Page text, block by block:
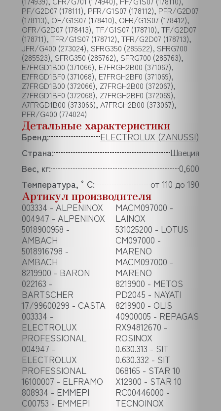
PF/G2D07 (178111), PFR/G1S07 (178112), PFR/G2D07
(178113), OF/G1S07 (178410), OFR/G1S07 (178412),
OFR/G2D07 (178413), TF/G1S07 (178710), TF/G2D07
(178711), TFR/G1S07 (178712), TFR/G2D07 (178713),
JFR/G400 (273024), SFRG350 (285522), SFRG700
(285523), SFRG350 (285762), SFRG700 (285763),
E7FRGD1B00 (371066), E7FRGH2B00 (371067),
E7FRGD1BF0 (371068), E7FRGH2BF0 (371069),
Z7FRGD1B00 (372066), Z7FRGH2B00 (372067),
Z7FRGD1BF0 (372068), Z7FRGH2BF0 (372069),
A7FRGD1B00 (373066), A7FRGH2B00 (373067),
PFR/G400 (774024)
Детальные характеристики
Бренд:
ELECTROLUX (ZANUSSI)
Страна:
Швеция
Вес, кг:
0,600
Температура, °C:
от 110 до 190
Артикул производителя
003334 - ALPENINOX
004947 - ALPENINOX
5018900958 -
AMBACH
5018916798 -
AMBACH
8219900 - BARON
022163 -
BARTSCHER
17/99600299 - CASTA
003334 -
ELECTROLUX
PROFESSIONAL
004947 -
ELECTROLUX
PROFESSIONAL
16100007 - ELFRAMO
808934 - EMMEPI
C00753 - EMMEPI
MACM097000 -
LAINOX
531025200 - LOTUS
CM097000 -
MARENO
MACM097000 -
MARENO
8219900 - METOS
PD2045 - NAYATI
8219900 - OLIS
40900005 - REPAGAS
RX94812670 -
ROSINOX
0.630.313 - SIT
0.630.332 - SIT
068165 - STAR 10
X12900 - STAR 10
RC00446000 -
TECNOINOX